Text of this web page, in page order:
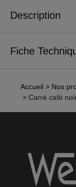
Description
Fiche
Accueil > Nos
> Carré café